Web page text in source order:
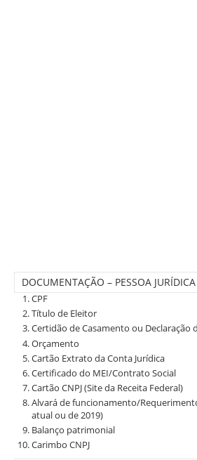
DOCUMENTAÇÃO – PESSOA
CPF
Título de Eleitor
Certidão de Casamento ou Declaração
Orçamento
Cartão Extrato da Conta Jurídica
Certificado do MEI/Contrato Social
Cartão CNPJ (Site da Receita Federal)
Alvará de funcionamento/
atual ou de 2019)
Balanço patrimonial
Carimbo CNPJ